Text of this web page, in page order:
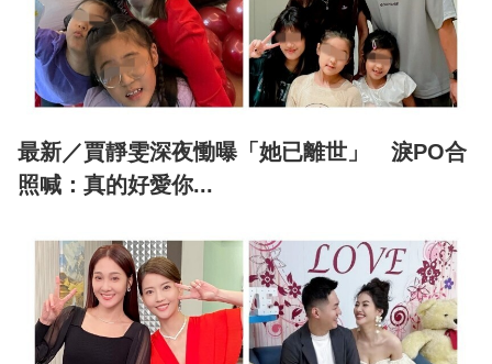
最新／賈靜雯深夜慟曝「她已離世」 淚PO合
照喊：真的好愛你...